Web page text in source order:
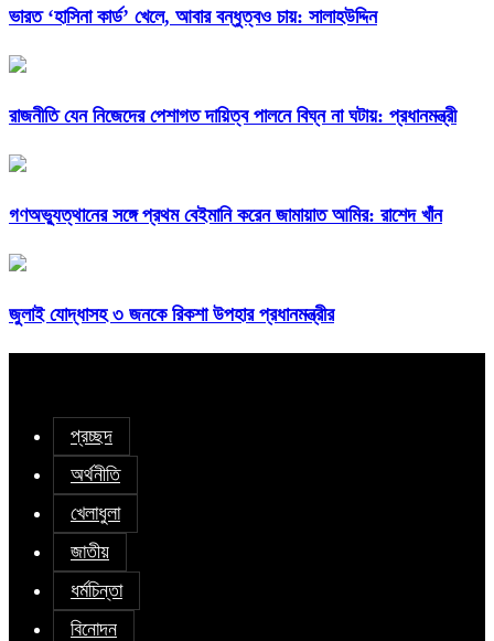
ভারত ‘হাসিনা কার্ড’ খেলে, আবার বন্ধুত্বও চায়: সালাহউদ্দিন
রাজনীতি যেন নিজেদের পেশাগত দায়িত্ব পালনে বিঘ্ন না ঘটায়: প্রধানমন্ত্রী
গণঅভ্যুত্থানের সঙ্গে প্রথম বেইমানি করেন জামায়াত আমির: রাশেদ খাঁন
জুলাই যোদ্ধাসহ ৩ জনকে রিকশা উপহার প্রধানমন্ত্রীর
প্রচ্ছদ
অর্থনীতি
খেলাধুলা
জাতীয়
ধর্মচিন্তা
বিনোদন